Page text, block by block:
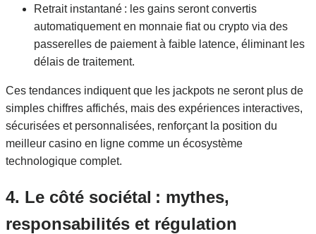
Retrait instantané : les gains seront convertis
automatiquement en monnaie fiat ou crypto via des
passerelles de paiement à faible latence, éliminant les
délais de traitement.
Ces tendances indiquent que les jackpots ne seront plus de
simples chiffres affichés, mais des expériences interactives,
sécurisées et personnalisées, renforçant la position du
meilleur casino en ligne comme un écosystème
technologique complet.
4. Le côté sociétal : mythes,
responsabilités et régulation